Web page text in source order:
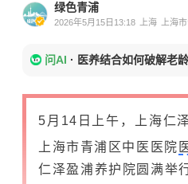
绿色青浦
2026年5月15日13:18 上海
上海
问AI · 医养结合如何破解老
5月14日上午，上海仁
上海市青浦区中医医院
仁泽盈浦养护院圆满举